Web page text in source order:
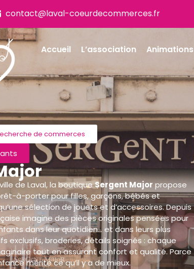
contact@laval-coeurdecommerces.fr
Accueil L’association Animations
de commerces
de Laval, la boutiqueSergent Majorpropose
à-porter pour filles, garçons, bébés et
sélection de jouets et d’accessoires. Depuis
imagine des pièces originales pensées pour
dans leur quotidien… et dans leurs plus
exclusifs, broderies, détails soignés : chaque
tout en assurant confort et qualité. Parce
mérite ce qu’il y a de mieux.